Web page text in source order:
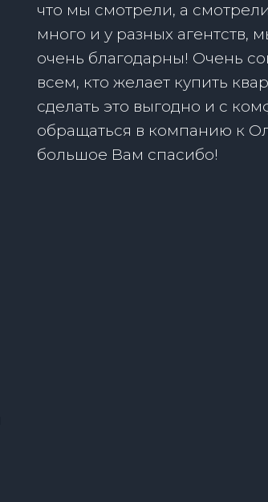
что мы смотрели, а
много и у разных агентств,
очень благодарны! Очень
всем, кто желает купить
сделать это выгодно и с
обращаться в компанию к
большое Вам спасибо!